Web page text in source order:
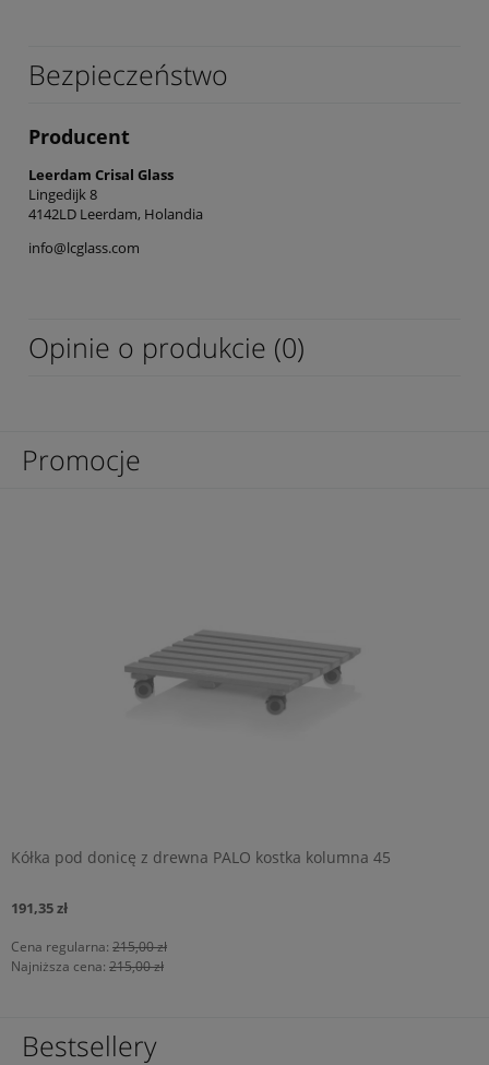
Bezpieczeństwo
Producent
Leerdam Crisal Glass
Lingedijk 8
4142LD Leerdam, Holandia
info@lcglass.com
Opinie o produkcie (0)
Promocje
Kółka pod donicę z drewna PALO kostka kolumna 45
191,35 zł
Cena regularna: 215,00 zł
Najniższa cena: 215,00 zł
Bestsellery